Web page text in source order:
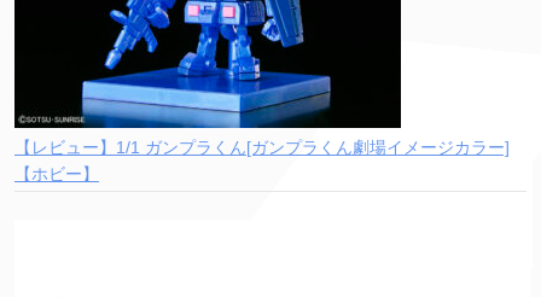
【レビュー】1/1 ガンプラくん[ガンプラくん劇場イメージカラー]
【ホビー】